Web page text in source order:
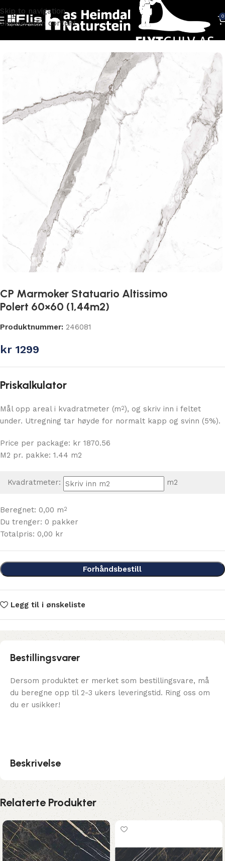
Skip to navigation
Skip to main content
0
CP Marmoker Statuario Altissimo
Polert 60×60 (1,44m2)
Produktnummer: 246081
kr 1299
Priskalkulator
Mål opp areal i kvadratmeter (m2), og skriv inn i feltet
under. Utregning tar høyde for normalt kapp og svinn (5%).
Price per package: kr 1870.56
M2 pr. pakke: 1.44 m2
Kvadratmeter: m2
Beregnet: 0,00 m2
Du trenger: 0 pakker
Totalpris: 0,00 kr
Forhåndsbestill
Legg til i ønskeliste
Bestillingsvarer
Dersom produktet er merket som bestillingsvare, må
du beregne opp til 2-3 ukers leveringstid. Ring oss om
du er usikker!
Beskrivelse
Relaterte Produkter